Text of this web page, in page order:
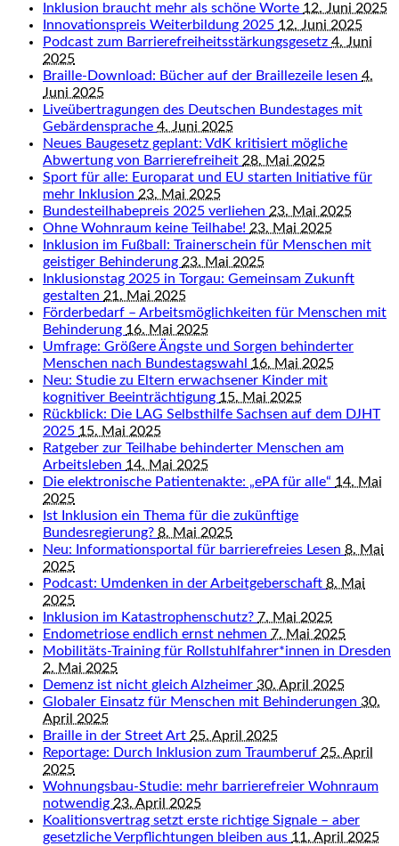
Inklusion braucht mehr als schöne Worte 12. Juni 2025
Innovationspreis Weiterbildung 2025 12. Juni 2025
Podcast zum Barrierefreiheitsstärkungsgesetz 4. Juni
2025
Braille-Download: Bücher auf der Braillezeile lesen 4.
Juni 2025
Liveübertragungen des Deutschen Bundestages mit
Gebärdensprache 4. Juni 2025
Neues Baugesetz geplant: VdK kritisiert mögliche
Abwertung von Barrierefreiheit 28. Mai 2025
Sport für alle: Europarat und EU starten Initiative für
mehr Inklusion 23. Mai 2025
Bundesteilhabepreis 2025 verliehen 23. Mai 2025
Ohne Wohnraum keine Teilhabe! 23. Mai 2025
Inklusion im Fußball: Trainerschein für Menschen mit
geistiger Behinderung 23. Mai 2025
Inklusionstag 2025 in Torgau: Gemeinsam Zukunft
gestalten 21. Mai 2025
Förderbedarf – Arbeitsmöglichkeiten für Menschen mit
Behinderung 16. Mai 2025
Umfrage: Größere Ängste und Sorgen behinderter
Menschen nach Bundestagswahl 16. Mai 2025
Neu: Studie zu Eltern erwachsener Kinder mit
kognitiver Beeinträchtigung 15. Mai 2025
Rückblick: Die LAG Selbsthilfe Sachsen auf dem DJHT
2025 15. Mai 2025
Ratgeber zur Teilhabe behinderter Menschen am
Arbeitsleben 14. Mai 2025
Die elektronische Patientenakte: „ePA für alle“ 14. Mai
2025
Ist Inklusion ein Thema für die zukünftige
Bundesregierung? 8. Mai 2025
Neu: Informationsportal für barrierefreies Lesen 8. Mai
2025
Podcast: Umdenken in der Arbeitgeberschaft 8. Mai
2025
Inklusion im Katastrophenschutz? 7. Mai 2025
Endometriose endlich ernst nehmen 7. Mai 2025
Mobilitäts-Training für Rollstuhlfahrer*innen in Dresden
2. Mai 2025
Demenz ist nicht gleich Alzheimer 30. April 2025
Globaler Einsatz für Menschen mit Behinderungen 30.
April 2025
Braille in der Street Art 25. April 2025
Reportage: Durch Inklusion zum Traumberuf 25. April
2025
Wohnungsbau-Studie: mehr barrierefreier Wohnraum
notwendig 23. April 2025
Koalitionsvertrag setzt erste richtige Signale – aber
gesetzliche Verpflichtungen bleiben aus 11. April 2025